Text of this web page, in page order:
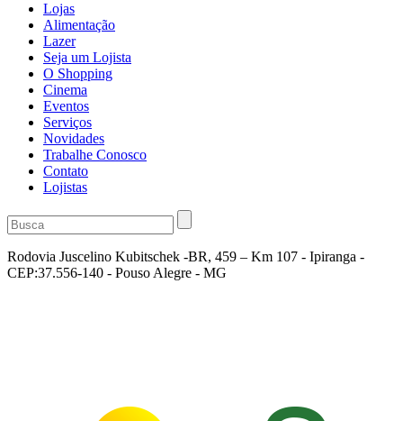
Lojas
Alimentação
Lazer
Seja um Lojista
O Shopping
Cinema
Eventos
Serviços
Novidades
Trabalhe Conosco
Contato
Lojistas
Rodovia Juscelino Kubitschek -BR, 459 – Km 107 - Ipiranga -
CEP:37.556-140 - Pouso Alegre - MG